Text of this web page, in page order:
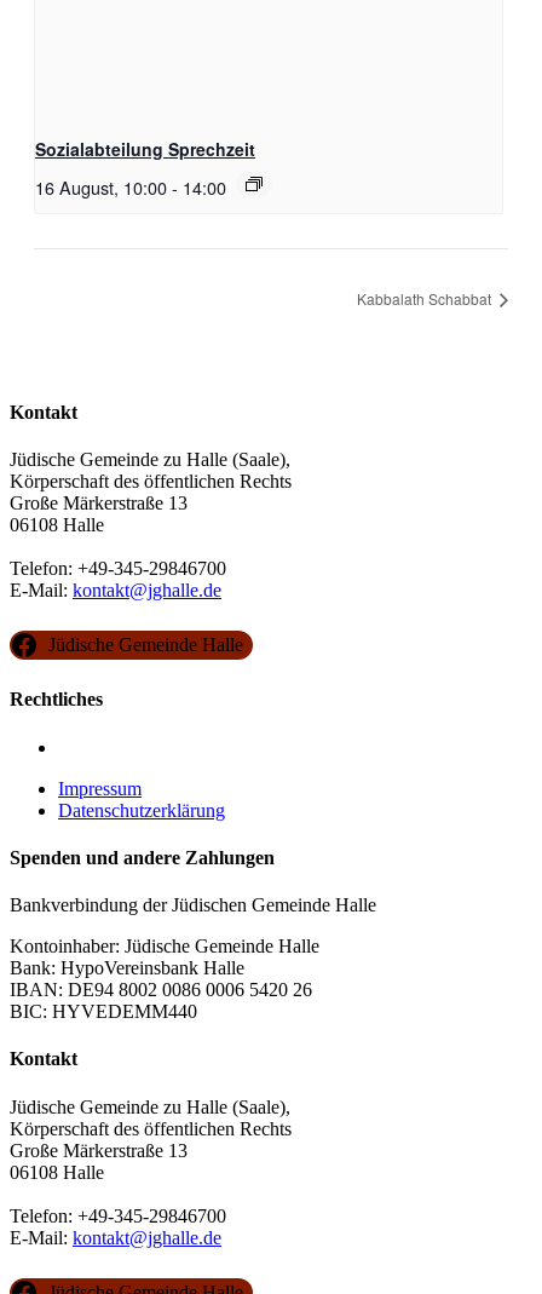
Sozialabteilung Sprechzeit
16 August, 10:00- 14:00
Kabbalath Schabbat
Kontakt
Jüdische Gemeinde zu Halle (Saale),
Körperschaft des öffentlichen Rechts
Große Märkerstraße 13
06108 Halle
Telefon: +49-345-29846700
E-Mail: kontakt@jghalle.de
Jüdische Gemeinde Halle
Rechtliches
Impressum
Datenschutzerklärung
Spenden und andere Zahlungen
Bankverbindung der Jüdischen Gemeinde Halle
Kontoinhaber: Jüdische Gemeinde Halle
Bank: HypoVereinsbank Halle
IBAN: DE94 8002 0086 0006 5420 26
BIC: HYVEDEMM440
Kontakt
Jüdische Gemeinde zu Halle (Saale),
Körperschaft des öffentlichen Rechts
Große Märkerstraße 13
06108 Halle
Telefon: +49-345-29846700
E-Mail: kontakt@jghalle.de